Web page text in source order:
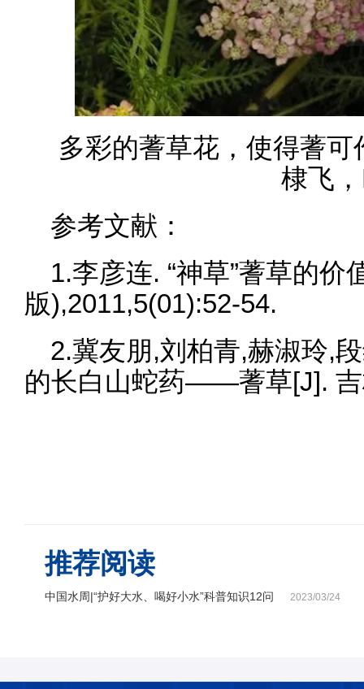
多彩的蓍草花，使得蓍
棣飞
参考文献：
1.李彦连. “神草”蓍草的
版),2011,5(01):52-54.
2.冀友朋,刘柏青,赫淑玲,
的长白山蛇药——蓍草[J]. 吉
推荐阅读
中国水周|“护好大水、喝好小水”科普知识12问 2023/03/24